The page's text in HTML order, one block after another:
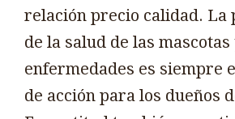
relación precio calidad. La
de la salud de las mascotas
enfermedades es siempre
de acción para los dueños